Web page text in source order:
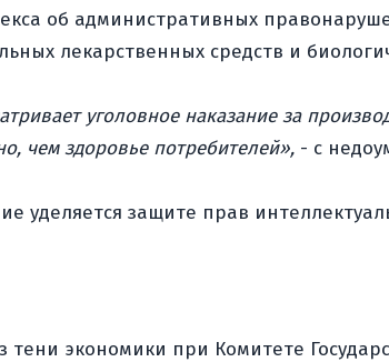
об административных
лекарственных средств и
уголовное наказание за
чем здоровье потребителей», - с
защите прав
экономики при Комитете